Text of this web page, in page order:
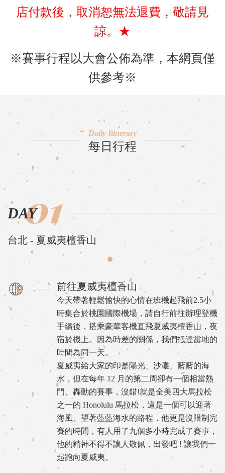
店付款後，取消恕無法退費，敬請見
諒。★
※賽事行程以大會公佈為準，本網頁僅
供參考※
Daily Itinerary
每日行程
DAY01
台北 - 夏威夷檀香山
前往夏威夷檀香山
今天帶著輕鬆愉快的心情在班機起飛前2.5小
時集合於桃園國際機場，請自行前往辦理登機
手續後，搭乘豪華客機直飛夏威夷檀香山，夜
宿於機上。因為時差的關係，我們抵達當地的
時間為同一天。
夏威夷給大家的印是陽光、沙灘、藍藍的海
水，但在每年 12 月的第二周卻有一個相當熱
門、轟動的賽事，沒錯!就是全美四大馬拉松
之一的 Honolulu 馬拉松，這是一個可以迎著
海風、望著藍藍海水的路程，他更是沒限制完
賽的時間，有人用了九個多小時完成了賽事，
他的精神不得不讓人敬佩，出發吧 ! 讓我們一
起跑向夏威夷。